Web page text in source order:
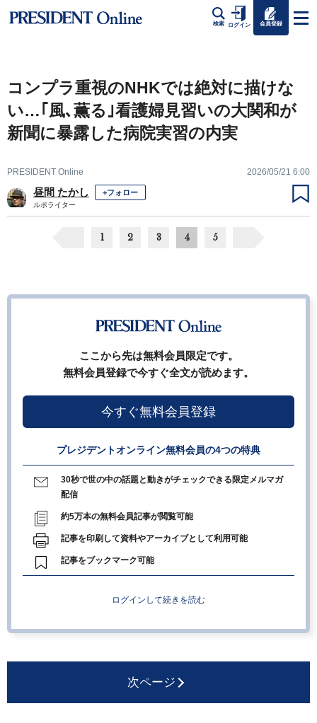
検索 ログイン 会員登録
コンプラ重視のNHKでは絶対に描けな
い…｢風､薫る｣看護婦見習いの大関和が
新聞に暴露した病院実習の内実
PRESIDENT Online 2026/05/21 6:00
昼間 たかし +フォロー
ルポライター
1 2 3 4 5
ここから先は無料会員限定です。
無料会員登録で今すぐ全文が読めます。
今すぐ無料会員登録
プレジデントオンライン無料会員の4つの特典
30秒で世の中の話題と動きがチェックできる限定メルマガ
配信
約5万本の無料会員記事が閲覧可能
記事を印刷して資料やアーカイブとして利用可能
記事をブックマーク可能
ログインして続きを読む
次ページ